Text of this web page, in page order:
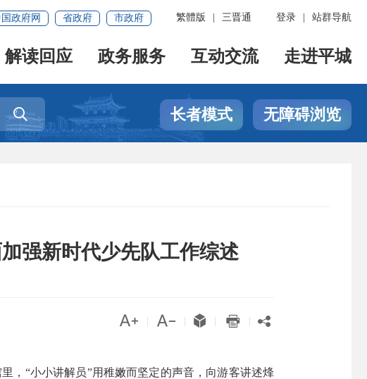
登录 站群导航
繁體版 三晋通
政府网 省政府 市政府
解读回应 政务服务 互动交流 走进平城
 长者模式 无障碍浏览
强新时代少先队工作综述
    
，“小小讲解员”用稚嫩而坚定的声音，向游客讲述烽